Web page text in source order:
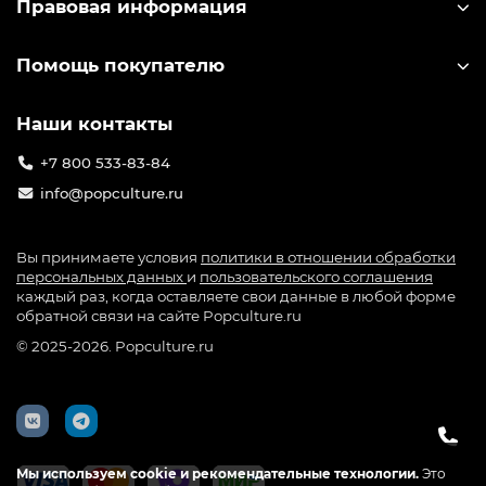
такой, который запомнится
себя дома, в комнате или на рабочем столе
Быстрая доставка по России
Только то, что греет душу фанату
Твоя коллекция начинается здесь — с PopCulture.ru.
Мы используем cookie и рекомендательные технологии. Это
Правовая информация
Помощь покупателю
Наши контакты
+7 800 533-83-84
info@popculture.ru
Вы принимаете условия политики в отношении обработки
персональных данных и пользовательского соглашения
каждый раз, когда оставляете свои данные в любой форме
обратной связи на сайте Popculture.ru
© 2025-2026. Popculture.ru